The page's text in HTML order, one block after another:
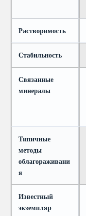
Растворимость
Стабильность
Связанные
минералы
Типичные
методы
облагораживани
я
Известный
экземпляр